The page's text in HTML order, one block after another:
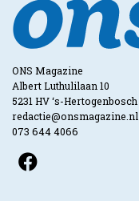
ONS Magazine
Albert Luthulilaan 10
5231 HV ‘s-Hertogenbosch
redactie@onsmagazine.nl
073 644 4066